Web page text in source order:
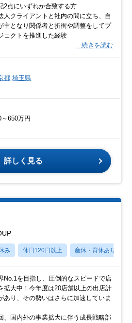
2点にいずれか合致する方
人クライアントと社内の間に立ち、自
主となり関係者と折衝や調整をしてプ
ェクトを推進した経験
…続きを読む
都 埼玉県
～650万円
詳しく見る
み 休日120日以上 産休・育休あり
No.1を目指し、圧倒的なスピードで店
拡大中！今年度は20店舗以上の出店計
あり、その勢いはさらに加速していま
、国内外の事業拡大に伴う成長戦略部